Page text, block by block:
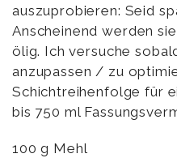
auszuprobieren: Seid
Anscheinend werden
ölig. Ich versuche
anzupassen / zu
Schichtreihenfolge für
bis 750 ml
100 g Mehl